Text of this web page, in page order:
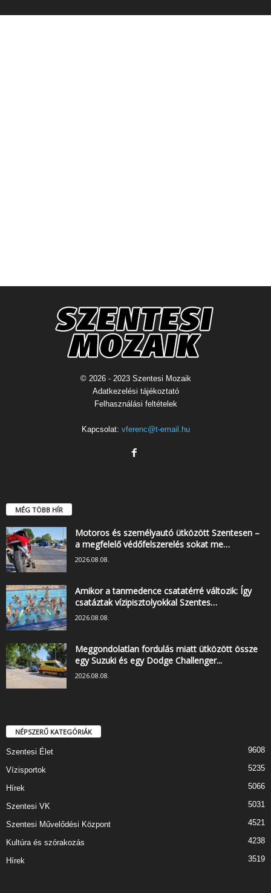
© 2026 - 2023 Szentesi Mozaik
Adatkezelési tájékoztató
Felhasználási feltételek
Kapcsolat: vferenc@t-email.hu
MÉG TÖBB HÍR
Motoros és személyautó ütközött Szentesen –
a megfelelő védőfelszerelés sokat me…
2026.08.08.
Amikor a tanmedence csatatérré változik: Így
csatáztak vízipisztolyokkal Szentes…
2026.08.08.
Meggondolatlan fordulás miatt ütközött össze
egy Suzuki és egy Dodge Challenger...
2026.08.08.
NÉPSZERŰ KATEGÓRIÁK
Szentesi Élet 9608
Vízisportok 5235
Hírek 5066
Szentesi VK 5031
Szentesi Művelődési Központ 4521
Kultúra és szórakozás 4238
Hírek 3519